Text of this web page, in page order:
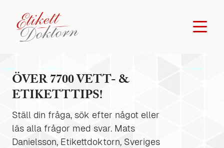
ÖVER 7700 VETT- &
ETIKETTTIPS!
Ställ din fråga, sök efter något eller
läs alla frågor med svar. Mats
Danielsson, Etikettdoktorn, Sveriges